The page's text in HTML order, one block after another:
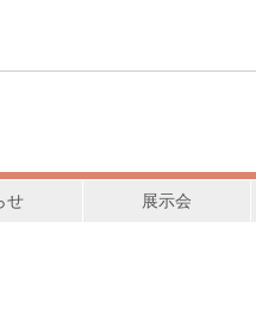
せ 展示会